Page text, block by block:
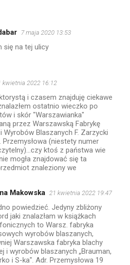
7 maja 2020 13:53
się na tej ulicy
kwietnia 2022 16:12
i czasem znajduję ciekawe
ostatnio wieczko po
i skór "Warszawianka"
przez Warszawską Fabrykę
i Wyrobów Blaszanych F. Zarzycki
Przemysłowa (niestety numer
ktoś z państwa wie
mogła znajdować się ta
znaleziony we
Makowska 21 kwietnia 2022 19:47
powiedzieć. Jedyny zbliżony
jaki znalazłam w książkach
to Warsz. fabryka
wyrobów blaszanych,
Warszawska fabryka blachy
i wyrobów blaszanych „Brauman,
i S-ka". Adr. Przemysłowa 19